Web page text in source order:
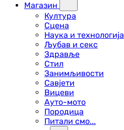
Магазин
Култура
Сцена
Наука и технологија
Љубав и секс
Здравље
Стил
Занимљивости
Савјети
Вицеви
Ауто-мото
Породица
Питали смо...